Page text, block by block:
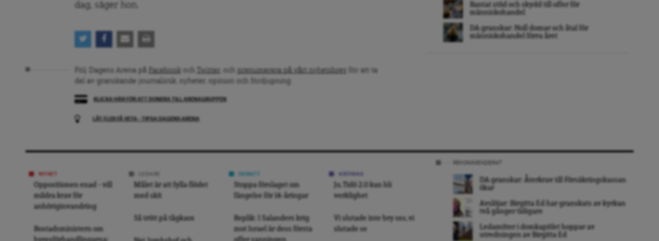
dag, säger hon.
Följ Dagens Arena på Facebook Twitter prenumerera på vårt nyhetsbrev
för att ta
del av granskande journalistik, nyheter, opinion och fördjupning.
LÅT FLER FÅ VETA – TIPSA DAGENS ARENA
Bantat stöd och skydd till offer för
människohandel
DA granskar: Noll domar och åtal för
människohandel förra året
NYHET
Oppositionen enad – vill
mildra krav för
anhöriginvandring
Bostadsministern om
Målet är att fylla flödet
med skit
Så trött på tågkaos
Stoppa förslaget om
fängelse för 14-åringar
Replik: I Salanders krig
mot Israel är dess första
Jo, Tidö 2.0 kan bli
verklighet
Vi slutade inte bry oss, vi
slutade se
DA granskar: Återkrav till Försäkringskassan
ökar
Avslöjar: Birgitta Ed har granskats av kyrkan
två gånger tidigare
Ledamöter i domkapitlet hoppar av
utredningen av Birgitta Ed